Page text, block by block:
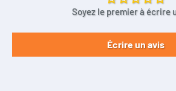
Soyez le premier à écrire
Écrire un avis